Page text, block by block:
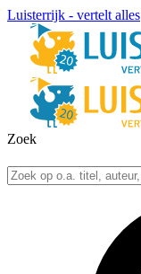
Luisterrijk - vertelt alles
Zoek